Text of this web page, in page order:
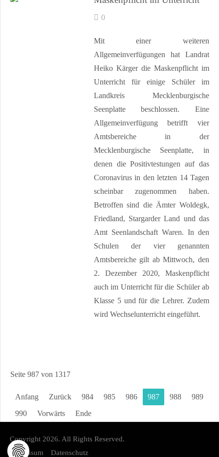
0
Mit einer weiteren
Allgemeinverfügungen hat Landrat
Heiko Kärger die Maskenpflicht im
Unterricht für einige Schüler im
Landkreis Mecklenburgische
Seenplatte beschlossen. Eine
Allgemeinverfügung betrifft vier
Amtsbereiche in der
Mecklenburgische Seenplatte, in
denen die Positivtestungen auf das
Coronavirus in den letzten 14 Tagen
scheinbar zugenommen haben.
Betroffen sind die Ämter Woldegk,
Friedland, Stargarder Land und das
Amt Seenlandschaft Waren. In den
Schulen der vier genannten
Amtsbereiche gilt ab Mittwoch, den
2. Dezember 2020, Maskenpflicht
auch im Unterricht für die Schüler ab
Klasse 5 und für die Lehrer. Zudem
wird Wechselunterricht eingeführt.
Seite 987 von 1317
Anfang Zurück 984 985 986 987 988
989
990
Vorwärts Ende
Copyright 2026. All Rights Reserved.
Impressum
Datenschutz